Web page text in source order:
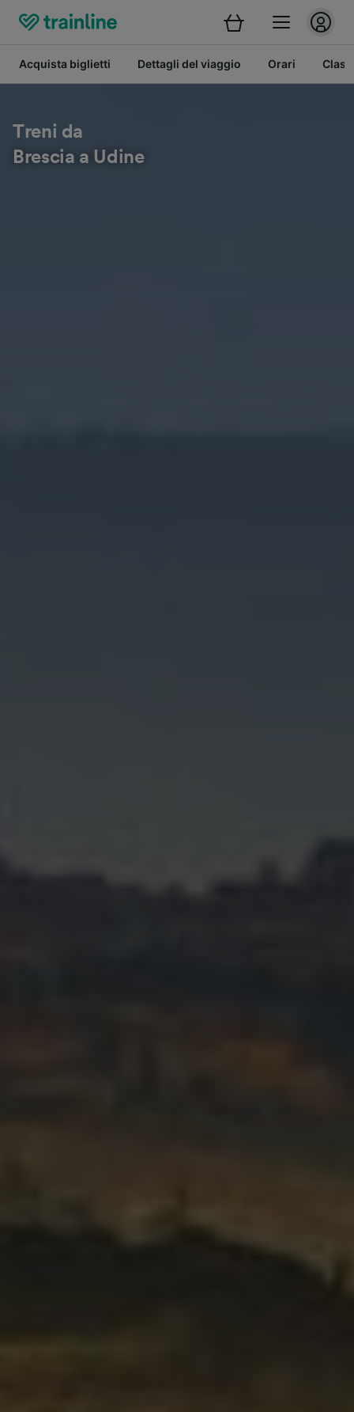
Acquista biglietti Dettagli del viaggio Orari
Treni da
Brescia a Udine